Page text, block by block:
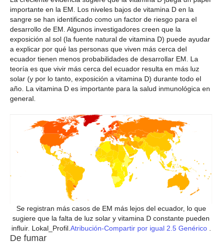
importante en la EM. Los niveles bajos de vitamina D en la
sangre se han identificado como un factor de riesgo para el
desarrollo de EM. Algunos investigadores creen que la
exposición al sol (la fuente natural de vitamina D) puede ayudar
a explicar por qué las personas que viven más cerca del
ecuador tienen menos probabilidades de desarrollar EM. La
teoría es que vivir más cerca del ecuador resulta en más luz
solar (y por lo tanto, exposición a vitamina D) durante todo el
año. La vitamina D es importante para la salud inmunológica en
general.
Se registran más casos de EM más lejos del ecuador, lo que
sugiere que la falta de luz solar y vitamina D constante pueden
influir. Lokal_Profil.Atribución-Compartir por igual 2.5 Genérico.
De fumar